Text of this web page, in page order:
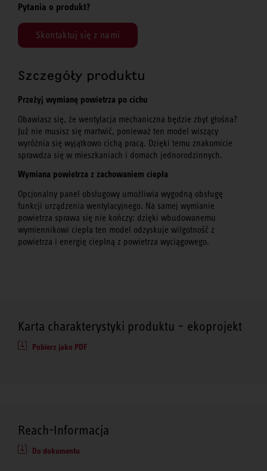
Pytania o produkt?
Skontaktuj się z nami
Szczegóły produktu
Przeżyj wymianę powietrza po cichu
Obawiasz się, że wentylacja mechaniczna będzie zbyt głośna?
Już nie musisz się martwić, ponieważ ten model wiszący
wyróżnia się wyjątkowo cichą pracą. Dzięki temu znakomicie
sprawdza się w mieszkaniach i domach jednorodzinnych.
Wymiana powietrza z zachowaniem ciepła
Opcjonalny panel obsługowy umożliwia wygodną obsługę
funkcji urządzenia wentylacyjnego. Na samej wymianie
powietrza sprawa się nie kończy: dzięki wbudowanemu
wymiennikowi ciepła ten model odzyskuje wilgotność z
powietrza i energię cieplną z powietrza wyciągowego.
Karta charakterystyki produktu – ekoprojekt
Pobierz jako PDF
Reach-Informacja
Do dokumentu